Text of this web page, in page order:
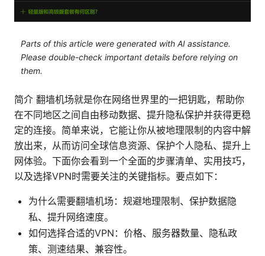
Parts of this article were generated with AI assistance.
Please double-check important details before relying on
them.
简介 翻墙机场就是你在网络世界里的一把钥匙，帮助你
在不同地区之间自由移动数据、提升隐私保护并获得更稳
定的连接。简单来说，它能让你从被地理限制的内容中解
放出来，从而访问全球信息资源、保护个人隐私、提升上
网体验。下面你会看到一个全面的步骤清单、实用技巧，
以及选择VPN时需要关注的关键指标。要点如下：
为什么需要翻墙机场：规避地理限制、保护数据隐
私、提升网络速度。
如何选择合适的VPN：价格、服务器数量、隐私政
策、测速结果、兼容性。